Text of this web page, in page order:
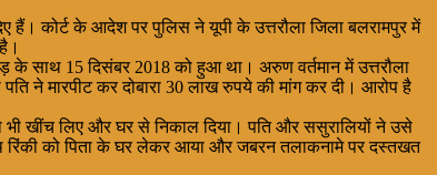
हैं। कोर्ट के आदेश पर पुलिस ने यूपी के उत्तरौला जिला बलरामपुर में
के साथ 15 दिसंबर 2018 को हुआ था। अरुण वर्तमान में उत्तरौला
ने मारपीट कर दोबारा 30 लाख रुपये की मांग कर दी। आरोप है
खींच लिए और घर से निकाल दिया। पति और ससुरालियों ने उसे
रिंकी को पिता के घर लेकर आया और जबरन तलाकनामे पर दस्तखत